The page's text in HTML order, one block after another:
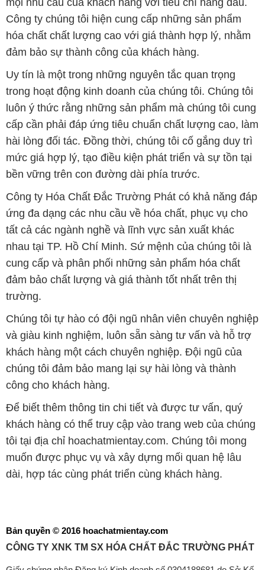
Công ty chúng tôi hiện cung cấp những sản phẩm
hóa chất chất lượng cao với giá thành hợp lý, nhằm
đảm bảo sự thành công của khách hàng.
Uy tín là một trong những nguyên tắc quan trọng
trong hoạt động kinh doanh của chúng tôi. Chúng tôi
luôn ý thức rằng những sản phẩm mà chúng tôi cung
cấp cần phải đáp ứng tiêu chuẩn chất lượng cao, làm
hài lòng đối tác. Đồng thời, chúng tôi cố gắng duy trì
mức giá hợp lý, tạo điều kiện phát triển và sự tồn tại
bền vững trên con đường dài phía trước.
Công ty Hóa Chất Đắc Trường Phát có khả năng đáp
ứng đa dạng các nhu cầu về hóa chất, phục vụ cho
tất cả các ngành nghề và lĩnh vực sản xuất khác
nhau tại TP. Hồ Chí Minh. Sứ mệnh của chúng tôi là
cung cấp và phân phối những sản phẩm hóa chất
đảm bảo chất lượng và giá thành tốt nhất trên thị
trường.
Chúng tôi tự hào có đội ngũ nhân viên chuyên nghiệp
và giàu kinh nghiệm, luôn sẵn sàng tư vấn và hỗ trợ
khách hàng một cách chuyên nghiệp. Đội ngũ của
chúng tôi đảm bảo mang lại sự hài lòng và thành
công cho khách hàng.
Để biết thêm thông tin chi tiết và được tư vấn, quý
khách hàng có thể truy cập vào trang web của chúng
tôi tại địa chỉ hoachatmientay.com. Chúng tôi mong
muốn được phục vụ và xây dựng mối quan hệ lâu
dài, hợp tác cùng phát triển cùng khách hàng.
Bản quyền © 2016 hoachatmientay.com
CÔNG TY XNK TM SX HÓA CHẤT ĐẮC TRƯỜNG PHÁT